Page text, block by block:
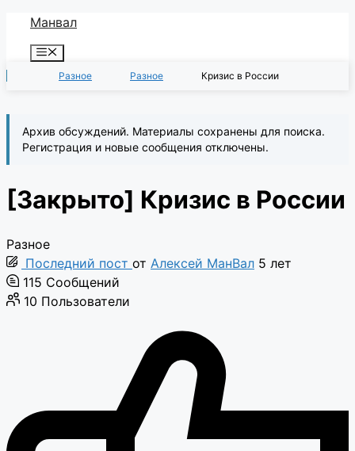
Перейти
содержимому
Манвал
Меню
Разное Разное Кризис в России
Архив обсуждений. Материалы сохранены для поиска.
Регистрация и новые сообщения отключены.
[Закрыто] Кризис в России
Разное
Последний пост от Алексей МанВал 5 лет
115 Сообщений
10 Пользователи